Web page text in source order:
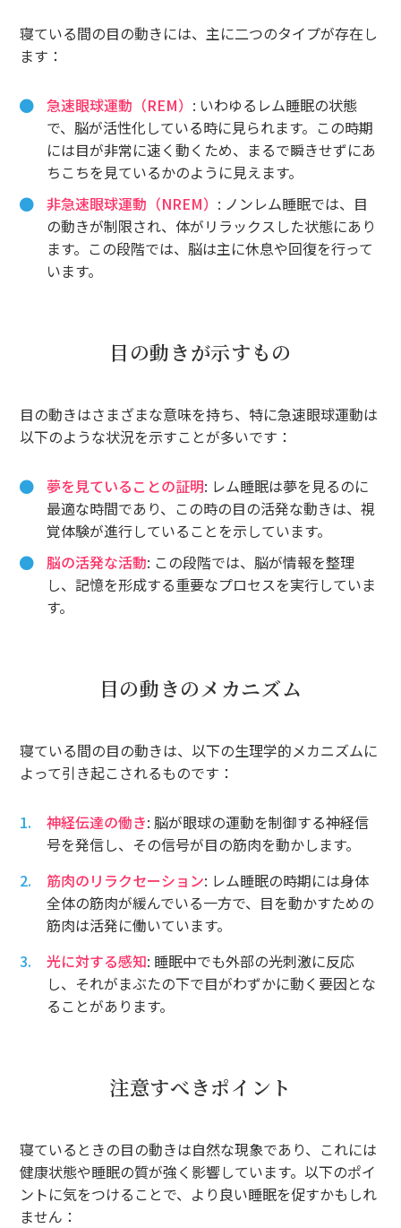
寝ている間の目の動きには、主に二つのタイプが存在し
ます：
急速眼球運動（REM） : いわゆるレム睡眠の状態
で、脳が活性化している時に見られます。この時期
には目が非常に速く動くため、まるで瞬きせずにあ
ちこちを見ているかのように見えます。
非急速眼球運動（NREM） : ノンレム睡眠では、目
の動きが制限され、体がリラックスした状態にあり
ます。この段階では、脳は主に休息や回復を行って
います。
目の動きが示すもの
目の動きはさまざまな意味を持ち、特に急速眼球運動は
以下のような状況を示すことが多いです：
夢を見ていることの証明: レム睡眠は夢を見るのに
最適な時間であり、この時の目の活発な動きは、視
覚体験が進行していることを示しています。
脳の活発な活動: この段階では、脳が情報を整理
し、記憶を形成する重要なプロセスを実行していま
す。
目の動きのメカニズム
寝ている間の目の動きは、以下の生理学的メカニズムに
よって引き起こされるものです：
神経伝達の働き: 脳が眼球の運動を制御する神経信
号を発信し、その信号が目の筋肉を動かします。
筋肉のリラクセーション: レム睡眠の時期には身体
全体の筋肉が緩んでいる一方で、目を動かすための
筋肉は活発に働いています。
光に対する感知: 睡眠中でも外部の光刺激に反応
し、それがまぶたの下で目がわずかに動く要因とな
ることがあります。
注意すべきポイント
寝ているときの目の動きは自然な現象であり、これには
健康状態や睡眠の質が強く影響しています。以下のポイ
ントに気をつけることで、より良い睡眠を促すかもしれ
ません：